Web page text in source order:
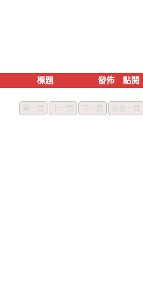
標題 發佈 點閱
最後一頁
下一頁
上一頁
第一頁